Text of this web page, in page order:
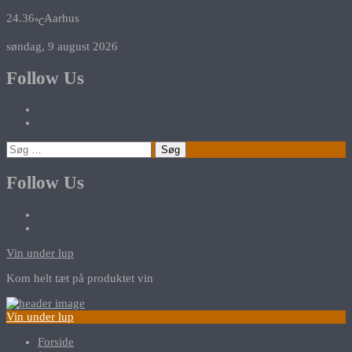
24.36℃Aarhus
søndag, 9 august 2026
Follow Us
Søg
efter:
Follow Us
Vin under lup
Kom helt tæt på produktet vin
Vin under lup
Forside